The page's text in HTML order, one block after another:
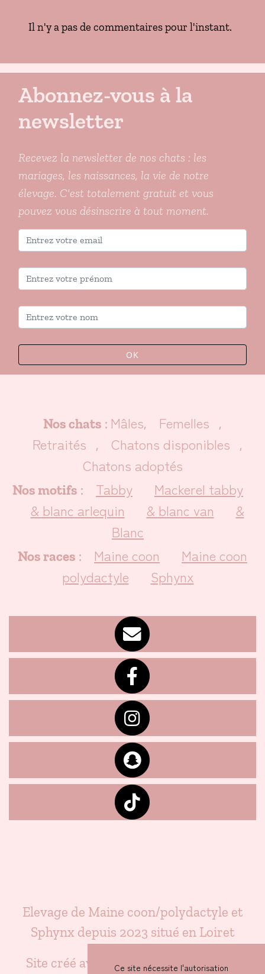
Il n'y a pas de commentaires pour l'instant.
Abonnez-vous à la
newsletter
Recevez la newsletter de nos chats : les
mariages, les naissances, la vie de notre
élevage. C'est totalement gratuit et vous
pouvez vous désinscrire à tout moment.
OK
Nos chats : Mâles, Femelles ,
Retraités , Chatons disponibles ,
Chatons adoptés
Nos motifs : Tabby
Mackerel tabby
& blanc arlequin
& blanc van
&
Blanc
Nos races : Maine coon
Maine coon
polydactyle
Sphynx
Elevage de Maine coon/polydactyle et
Sphynx depuis 2023 situé en Loiret
Site créé avec
WeBreed- Copyright©
Ce site nécessite l'autorisation